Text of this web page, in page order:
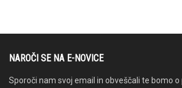
NAROČI SE NA E-NOVICE
Sporoči nam svoj email in obveščali te bomo o